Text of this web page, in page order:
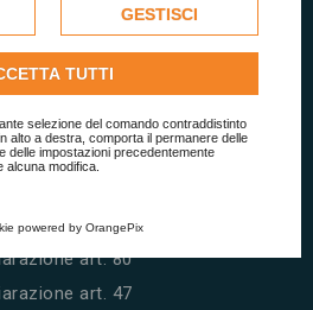
potrebbero essere utilizzati
pubblicitari. Per ulteriori
utilizza i dati raccolti,
privacy di Google
cookie completa.
GESTISCI
TUTTI
selezione del comando contraddistinto
alto a destra, comporta il permanere delle
delle impostazioni precedentemente
modifica.
powered by OrangePix
Sigaudo
Visura
dedicato
art. 80
art. 47